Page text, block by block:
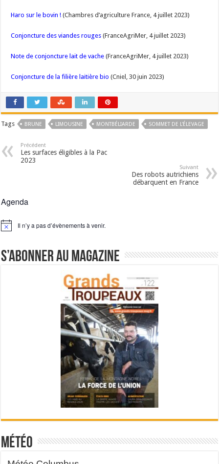
Haro sur le bovin ! (Chambres d’agriculture France, 4 juillet 2023)
Conjoncture des viandes rouges (FranceAgriMer, 4 juillet 2023)
Note de conjoncture lait de vache (FranceAgriMer, 4 juillet 2023)
Conjoncture de la filière laitière bio (Cniel, 30 juin 2023)
Tags BRUNE LIMOUSINE MONTBÉLIARDE SOMMET DE L'ÉLEVAGE
Précédent
Les surfaces éligibles à la Pac
2023
Suivant
Des robots autrichiens
débarquent en France
Agenda
Notice Il n’y a pas d’évènements à venir.
S’abonner au magazine
Météo